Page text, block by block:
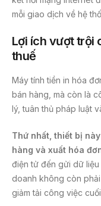
mỗi giao dịch về hệ
Lợi ích vượt trội
thuế
Máy tính tiền in hóa
bán hàng, mà còn là
lý, tuân thủ pháp luật
Thứ nhất, thiết bị
hàng và xuất hóa
điện tử đến gửi dữ
doanh không còn
giảm tải công việc